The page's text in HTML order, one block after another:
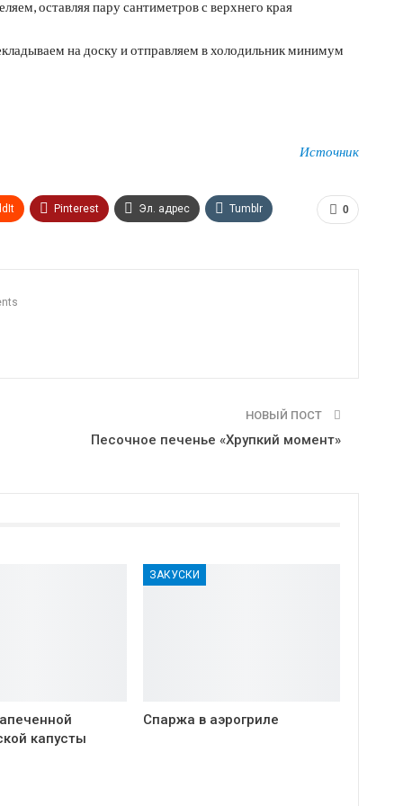
оставляя пару сантиметров с верхнего края
на доску и отправляем в холодильник минимум
Источник
0
Pinterest Эл. адрес Tumblr
НОВЫЙ ПОСТ
Песочное печенье «Хрупкий момент»
капусты
ЗАКУСКИ
Спаржа в аэрогриле